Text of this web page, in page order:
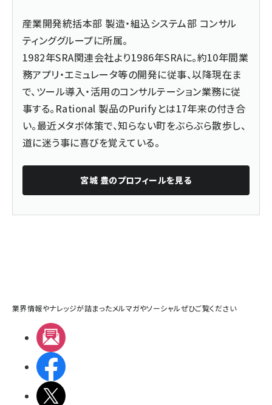
産業開発統括本部 製造・組込システム部 コンサル
ティンググループに所属。
1982年SRA関連会社より1986年SRAに。約10年間業
務アプリ・エミュレータ等の開発に従事、以降現在ま
で、ツール導入・活用のコンサルテーション業務に従
事する。Rational 製品のPurifyとは17年来の付き合
い。最近メタボ体策で、知らない町をぶらぶら散歩し、
道に迷う事に喜びを覚えている。
宮城 豊のプロフィールを見る
業界情報やナレッジが詰まったメルマガやソーシャルぜひご覧ください